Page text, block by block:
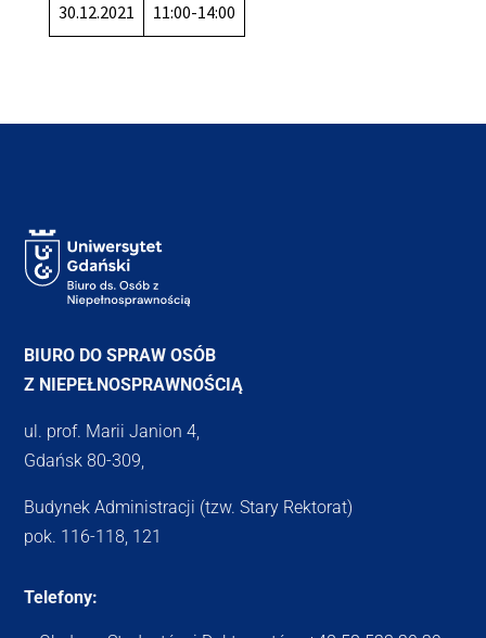
30.12.2021 11:00-14:00
BIURO DO SPRAW OSÓB
Z NIEPEŁNOSPRAWNOŚCIĄ
ul. prof. Marii Janion 4,
Gdańsk 80-309,
Budynek Administracji (tzw. Stary Rektorat)
pok. 116-118, 121
Telefony: